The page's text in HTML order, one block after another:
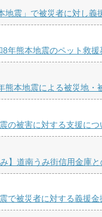
地震」で被災者に対し義
年熊本地震のペット救
熊本地震による被災地・
の被害に対する支援につ
】道南うみ街信用金庫
で被災者に対する義援金